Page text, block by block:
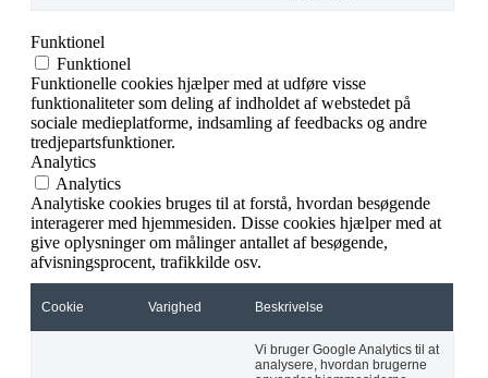
Funktionel
Funktionel
Funktionelle cookies hjælper med at udføre visse
funktionaliteter som deling af indholdet af webstedet på
sociale medieplatforme, indsamling af feedbacks og andre
tredjepartsfunktioner.
Analytics
Analytics
Analytiske cookies bruges til at forstå, hvordan besøgende
interagerer med hjemmesiden. Disse cookies hjælper med at
give oplysninger om målinger antallet af besøgende,
afvisningsprocent, trafikkilde osv.
Cookie Varighed Beskrivelse
Vi bruger Google Analytics til at
analysere, hvordan brugerne